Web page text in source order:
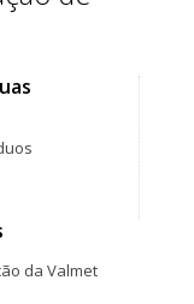
da Valmet